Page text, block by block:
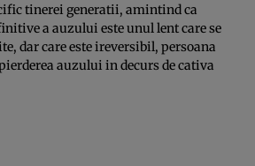
tinerei generatii, amintind ca
a auzului este unul lent care se
dar care este ireversibil, persoana
auzului in decurs de cativa